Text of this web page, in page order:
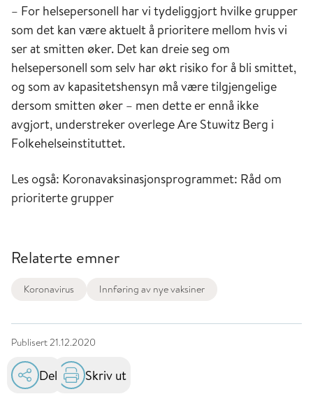
– For helsepersonell har vi tydeliggjort hvilke grupper
som det kan være aktuelt å prioritere mellom hvis vi
ser at smitten øker. Det kan dreie seg om
helsepersonell som selv har økt risiko for å bli smittet,
og som av kapasitetshensyn må være tilgjengelige
dersom smitten øker – men dette er ennå ikke
avgjort, understreker overlege Are Stuwitz Berg i
Folkehelseinstituttet.
Les også: Koronavaksinasjonsprogrammet: Råd om
prioriterte grupper
Relaterte emner
Koronavirus Innføring av nye vaksiner
Publisert21.12.2020
Del Skriv ut